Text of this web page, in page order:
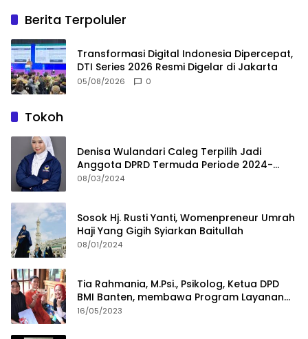
Berita Terpoluler
Transformasi Digital Indonesia Dipercepat,
DTI Series 2026 Resmi Digelar di Jakarta
05/08/2026 0
Tokoh
Denisa Wulandari Caleg Terpilih Jadi
Anggota DPRD Termuda Periode 2024-
2029
08/03/2024
Sosok Hj. Rusti Yanti, Womenpreneur Umrah
Haji Yang Gigih Syiarkan Baitullah
08/01/2024
Tia Rahmania, M.Psi., Psikolog, Ketua DPD
BMI Banten, membawa Program Layanan
Pembuatan Dokumen Kependudukan
16/05/2023